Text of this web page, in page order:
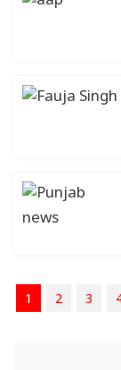
1 2 3